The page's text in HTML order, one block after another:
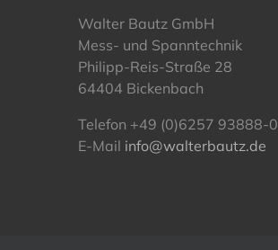
Walter Bautz GmbH
Mess- und Spanntechnik
Philipp-Reis-Straße 28
64404 Bickenbach
Telefon +49 (0)6257 93888-0
E-Mail info@walterbautz.de